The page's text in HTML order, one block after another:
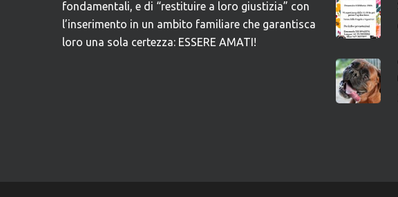
fondamentali, e di “restituire a loro giustizia” con
l’inserimento in un ambito familiare che garantisca
loro una sola certezza: ESSERE AMATI!